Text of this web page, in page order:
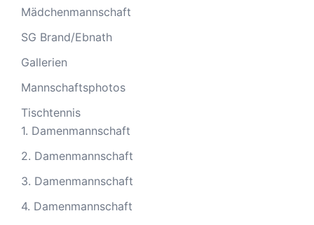
Mädchenmannschaft
SG Brand/Ebnath
Gallerien
Mannschaftsphotos
Tischtennis
1. Damenmannschaft
2. Damenmannschaft
3. Damenmannschaft
4. Damenmannschaft